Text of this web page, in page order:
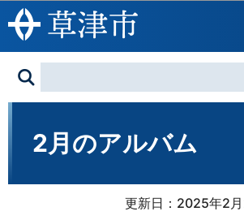
このページの本文へ移動
2月のアルバム
更新日：2025年2